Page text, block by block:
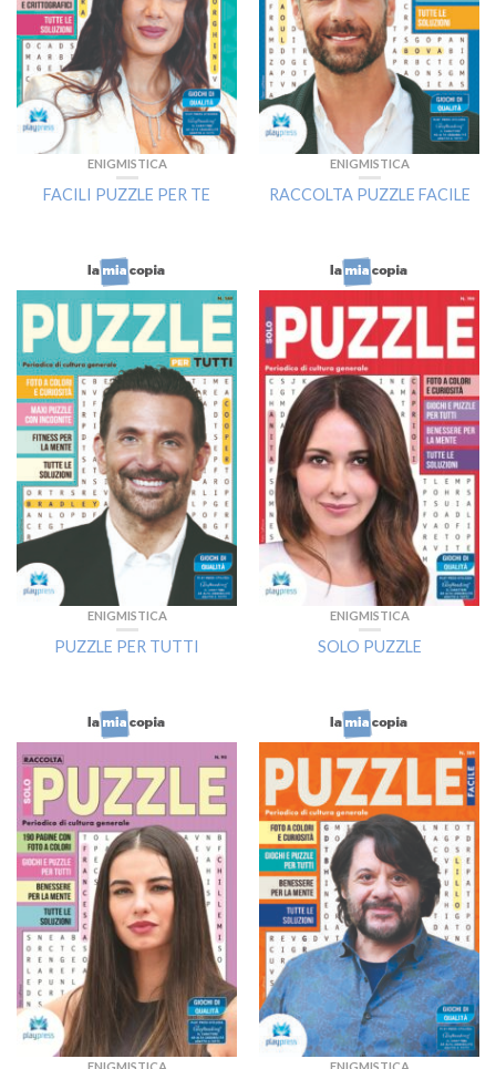
ENIGMISTICA
FACILI PUZZLE PER TE
ENIGMISTICA
RACCOLTA PUZZLE FACILE
ENIGMISTICA
PUZZLE PER TUTTI
ENIGMISTICA
SOLO PUZZLE